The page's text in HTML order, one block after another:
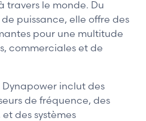
travers le monde. Du
puissance, elle offre des
pour une multitude
commerciales et de
inclut des
de fréquence, des
des systèmes